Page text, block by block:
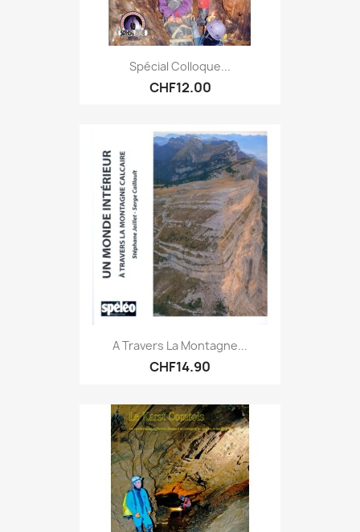
Spécial Colloque...
CHF12.00
A Travers La Montagne...
CHF14.90